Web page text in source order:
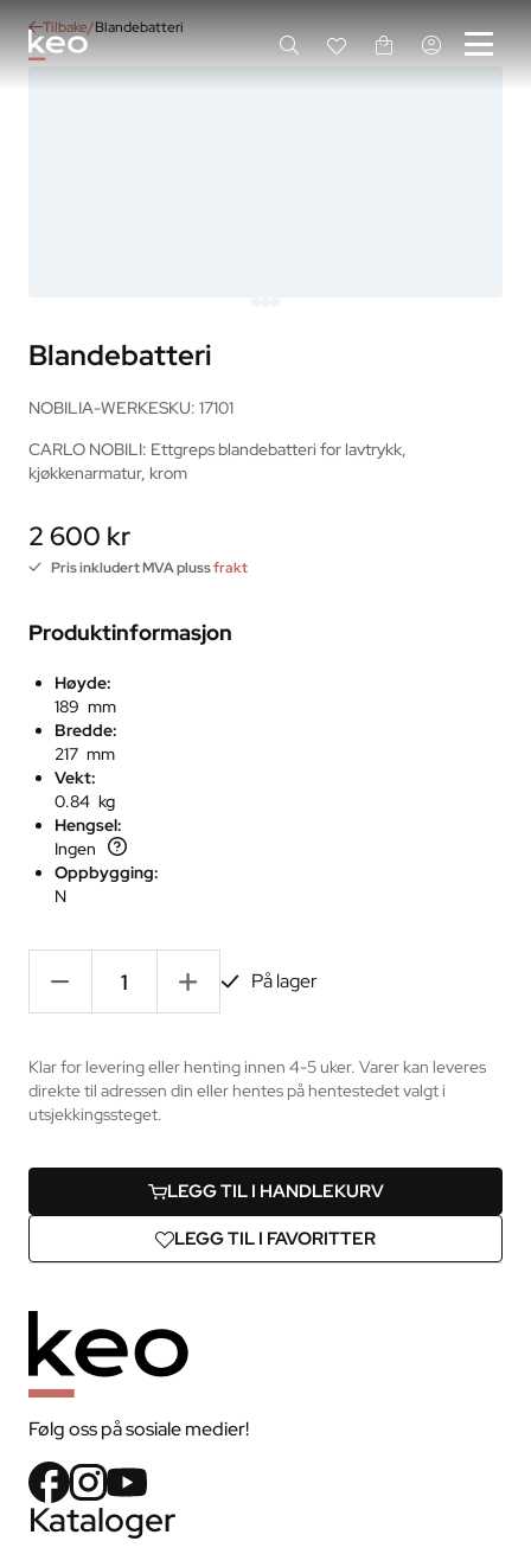
Tilbake Blandebatteri
Blandebatteri
NOBILIA-WERKESKU: 17101
CARLO NOBILI: Ettgreps blandebatteri for lavtrykk,
kjøkkenarmatur, krom
2 600 kr
Pris inkludert MVA plussfrakt
Produktinformasjon
Høyde:
189 mm
Bredde:
217 mm
Vekt:
0.84 kg
Hengsel:
Ingen
Oppbygging:
N
- + På lager
Klar for levering eller henting innen 4-5 uker. Varer kan leveres
direkte til adressen din eller hentes på hentestedet valgt i
utsjekkingssteget.
LEGG TIL I HANDLEKURV
LEGG TIL I FAVORITTER
Følg oss på sosiale medier!
Kataloger